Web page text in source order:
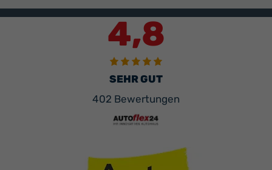
4,8
SEHR GUT
402 Bewertungen